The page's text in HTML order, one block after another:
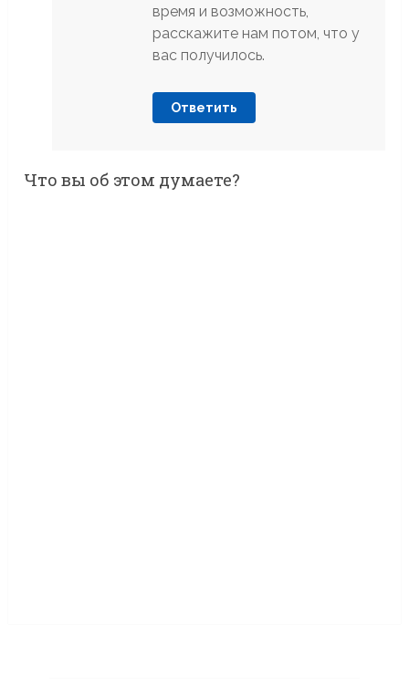
время и возможность,
расскажите нам потом, что у
вас получилось.
Ответить
Что вы об этом думаете?